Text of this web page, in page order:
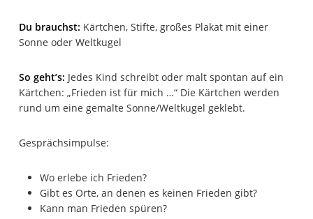
Du brauchst: Kärtchen, Stifte, großes Plakat mit einer
Sonne oder Weltkugel
So geht’s: Jedes Kind schreibt oder malt spontan auf ein
Kärtchen: „Frieden ist für mich …“ Die Kärtchen werden
rund um eine gemalte Sonne/Weltkugel geklebt.
Gesprächsimpulse:
Wo erlebe ich Frieden?
Gibt es Orte, an denen es keinen Frieden gibt?
Kann man Frieden spüren?